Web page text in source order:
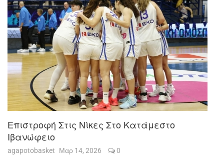
Επιστροφή Στις Νίκες Στο Κατάμεστο
Ιβανώφειο
agapotobasket Μαρ 14, 2026 0